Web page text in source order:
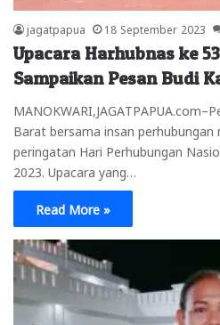
jagatpapua 18 September 2023
Upacara Harhubnas ke
Sampaikan Pesan Budi
Barat bersama insan perhubungan
peringatan Hari Perhubungan
2023. Upacara yang…
Read More »